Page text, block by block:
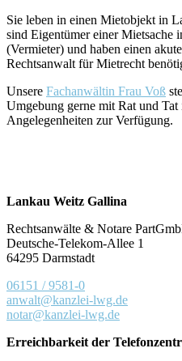
Sie leben in einen Mietobjekt in
sind Eigentümer einer Mietsache
(Vermieter) und haben einen
Rechtsanwalt für Mietrecht
Unsere Fachanwältin Frau Voß
Umgebung gerne mit Rat und
Angelegenheiten zur Verfügung.
Lankau Weitz Gallina
Rechtsanwälte & Notare
Deutsche-Telekom-Allee 1
64295 Darmstadt
06151 / 9581-0
anwalt@kanzlei-lwg.de
notar@kanzlei-lwg.de
Erreichbarkeit der